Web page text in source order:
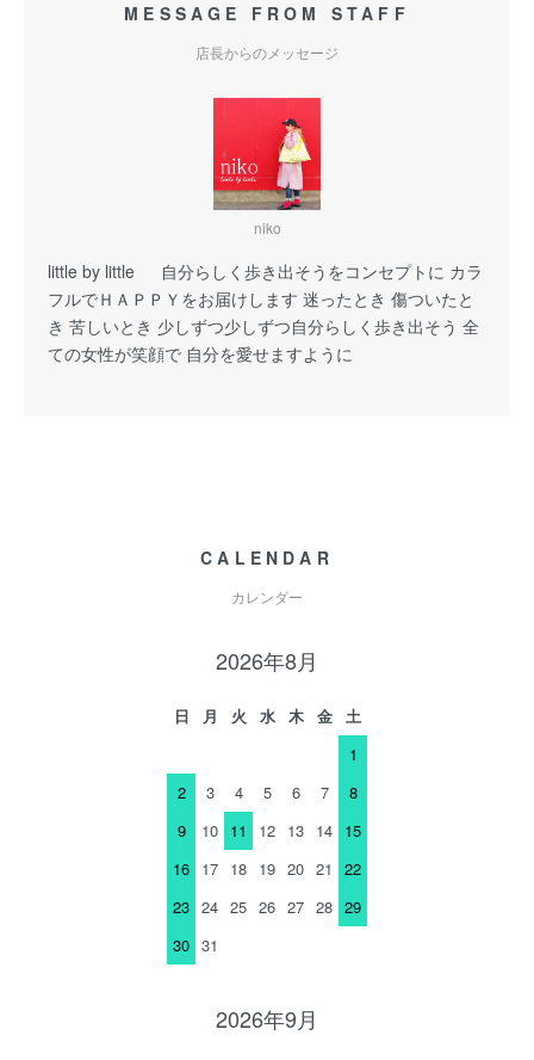
MESSAGE FROM STAFF
店長からのメッセージ
niko
little by little 自分らしく歩き出そうをコンセプトに カラ
フルでＨＡＰＰＹをお届けします 迷ったとき 傷ついたと
き 苦しいとき 少しずつ少しずつ自分らしく歩き出そう 全
ての女性が笑顔で 自分を愛せますように
CALENDAR
カレンダー
2026年8月
日 月 火 水 木 金
土
1
2
3 4 5 6 7
8
9
10 11 12 13 14 15
16 17 18 19 20 21
22
23 24 25 26 27 28 29
30 31
2026年9月